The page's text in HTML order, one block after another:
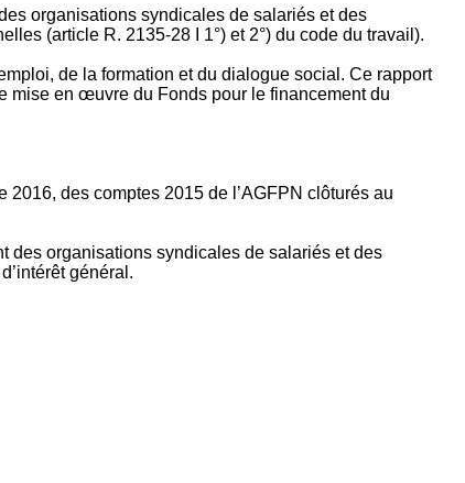
organisations syndicales de salariés et des
(article R. 2135‐28 I 1°) et 2°) du code du travail).
de la formation et du dialogue social. Ce rapport
mise en œuvre du Fonds pour le financement du
des comptes 2015 de l’AGFPN clôturés au
des organisations syndicales de salariés et des
général.